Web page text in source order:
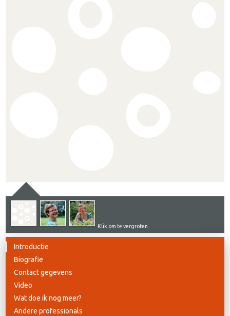
Klik om te vergroten
Introductie
Biografie
Contact gegevens
Video
Wat doe ik nog meer?
Andere professionals